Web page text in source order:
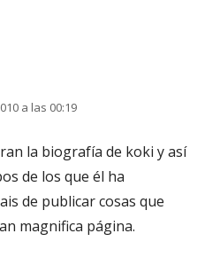
a las 00:19
la biografía de koki y así
de los que él ha
de publicar cosas que
magnifica página.